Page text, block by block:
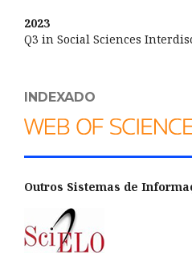
2023
Q3 in Social Sciences
INDEXADO
Outros Sistemas de